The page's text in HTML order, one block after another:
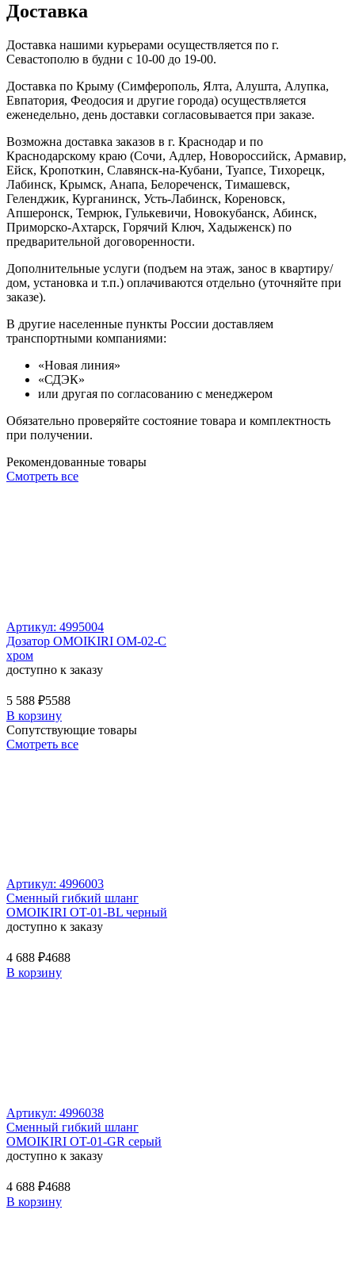
Доставка
Доставка нашими курьерами осуществляется по г.
Севастополю в будни с 10-00 до 19-00.
Доставка по Крыму (Симферополь, Ялта, Алушта, Алупка,
Евпатория, Феодосия и другие города) осуществляется
еженедельно, день доставки согласовывается при заказе.
Возможна доставка заказов в г. Краснодар и по
Краснодарскому краю (Сочи, Адлер, Новороссийск, Армавир,
Ейск, Кропоткин, Славянск-на-Кубани, Туапсе, Тихорецк,
Лабинск, Крымск, Анапа, Белореченск, Тимашевск,
Геленджик, Курганинск, Усть-Лабинск, Кореновск,
Апшеронск, Темрюк, Гулькевичи, Новокубанск, Абинск,
Приморско-Ахтарск, Горячий Ключ, Хадыженск) по
предварительной договоренности.
Дополнительные услуги (подъем на этаж, занос в квартиру/
дом, установка и т.п.) оплачиваются отдельно (уточняйте при
заказе).
В другие населенные пункты России доставляем
транспортными компаниями:
«Новая линия»
«СДЭК»
или другая по согласованию с менеджером
Обязательно проверяйте состояние товара и комплектность
при получении.
Рекомендованные товары
Смотреть все
Артикул: 4995004
Дозатор OMOIKIRI OM-02-C
хром
доступно к заказу
5 588 ₽5588
В корзину
Сопутствующие товары
Смотреть все
Артикул: 4996003
Сменный гибкий шланг
OMOIKIRI OT-01-BL черный
доступно к заказу
4 688 ₽4688
В корзину
Артикул: 4996038
Сменный гибкий шланг
OMOIKIRI OT-01-GR серый
доступно к заказу
4 688 ₽4688
В корзину